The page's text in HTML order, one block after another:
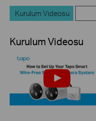
Kurulum Videosu
Kurulum Videosu